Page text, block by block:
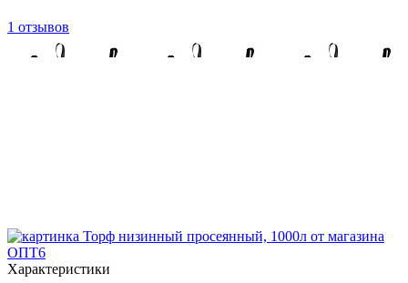
1 отзывов
ID товара:
Характеристики